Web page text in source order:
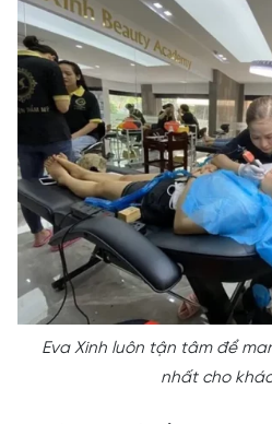
Eva Xinh luôn tận tâm để
nhất cho